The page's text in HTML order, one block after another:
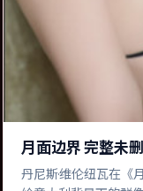
月面边界 完整未
丹尼斯·维伦纽瓦在《